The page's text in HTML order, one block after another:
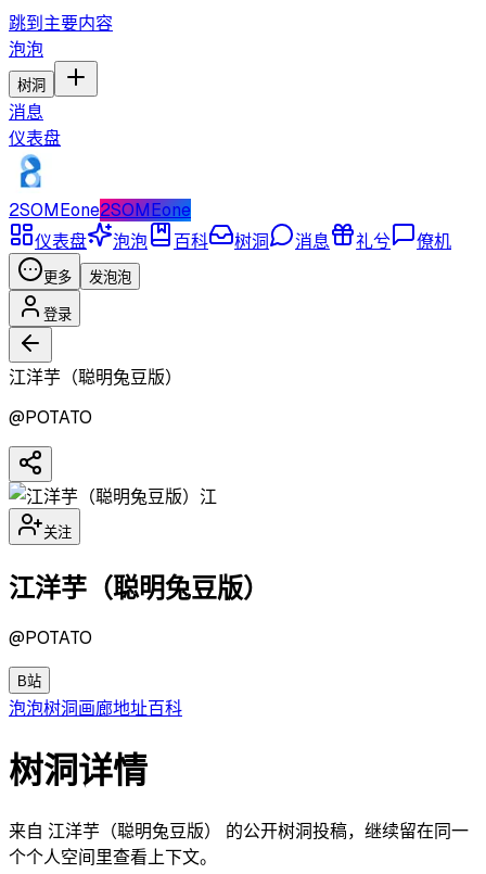
跳到主要内容
泡泡
树洞
消息
仪表盘
2SOMEone2SOMEone
仪表盘
泡泡 百科 树洞 消息 礼兮 僚机
更多 发泡泡
登录
江洋芋（聪明兔豆版）
@POTATO
江
关注
江洋芋（聪明兔豆版）
@POTATO
B站
泡泡树洞画廊地址百科
树洞详情
来自 江洋芋（聪明兔豆版） 的公开树洞投稿，继续留在同一
个个人空间里查看上下文。